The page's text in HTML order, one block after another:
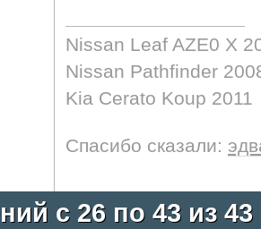
Nissan Leaf AZE0 X
Nissan Pathfinder
Kia Cerato Koup 2011
Спасибо сказали:
с 26 по 43 из 43